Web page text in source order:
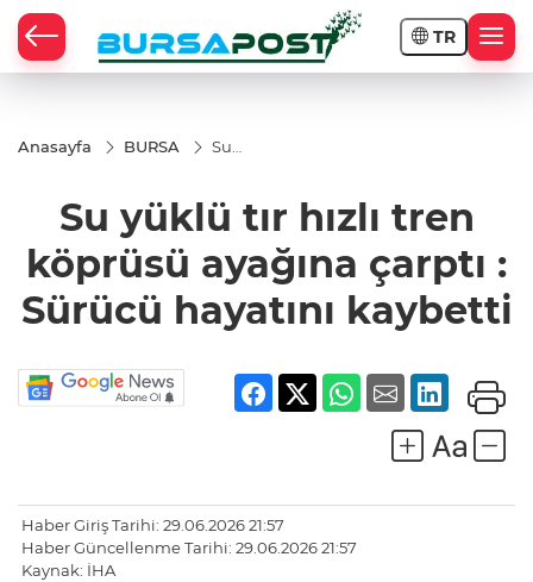
TR
Anasayfa BURSA
Su
tren
köprüsü
çarptı :
Sürücü
hayatını
kaybetti
Su yüklü tır hızlı tren
köprüsü ayağına çarptı :
Sürücü hayatını kaybetti
Haber Giriş Tarihi: 29.06.2026 21:57
Haber Güncellenme Tarihi: 29.06.2026 21:57
Kaynak: İHA